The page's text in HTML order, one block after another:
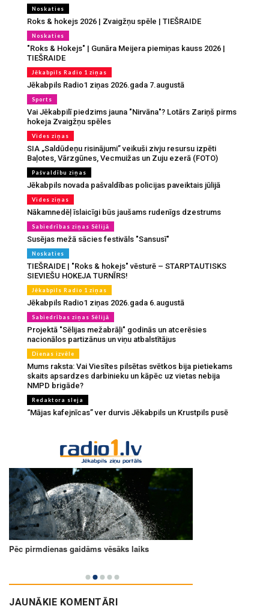
Noskaties
Roks & hokejs 2026 | Zvaigžņu spēle | TIEŠRAIDE
Noskaties
"Roks & Hokejs" | Gunāra Meijera piemiņas kauss 2026 |
TIEŠRAIDE
Jēkabpils Radio 1 ziņas
Jēkabpils Radio1 ziņas 2026.gada 7.augustā
Sports
Vai Jēkabpilī piedzims jauna "Nirvāna"? Lotārs Zariņš pirms
hokeja Zvaigžņu spēles
Vides ziņas
SIA „Saldūdeņu risinājumi” veikuši zivju resursu izpēti
Baļotes, Vārzgūnes, Vecmuižas un Zuju ezerā (FOTO)
Pašvaldību ziņas
Jēkabpils novada pašvaldības policijas paveiktais jūlijā
Vides ziņas
Nākamnedēļ īslaicīgi būs jaušams rudenīgs dzestrums
Sabiedrības ziņas Sēlijā
Susējas mežā sācies festivāls "Sansusī"
Noskaties
TIEŠRAIDE | "Roks & hokejs" vēsturē – STARPTAUTISKS
SIEVIEŠU HOKEJA TURNĪRS!
Jēkabpils Radio 1 ziņas
Jēkabpils Radio1 ziņas 2026.gada 6.augustā
Sabiedrības ziņas Sēlijā
Projektā "Sēlijas mežabrāļi" godinās un atcerēsies
nacionālos partizānus un viņu atbalstītājus
Dienas izvēle
Mums raksta: Vai Viesītes pilsētas svētkos bija pietiekams
skaits apsardzes darbinieku un kāpēc uz vietas nebija
NMPD brigāde?
Redaktora sleja
“Mājas kafejnīcas” ver durvis Jēkabpils un Krustpils pusē
JAUNĀKIE KOMENTĀRI